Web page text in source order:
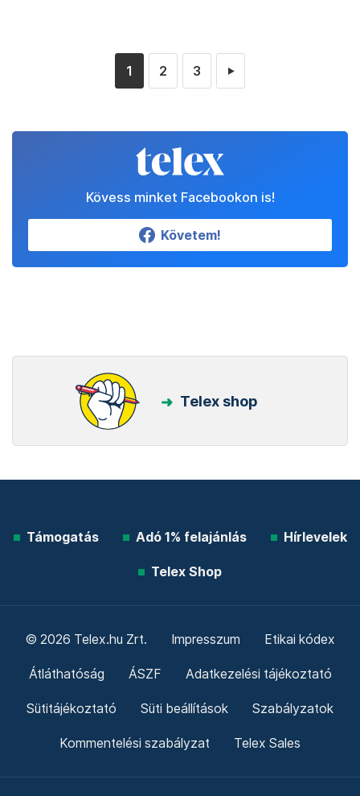
1 2 3 ►
Kövess minket Facebookon is!
Követem!
Telex shop
Támogatás Adó 1% felajánlás Hírlevelek
Telex Shop
© 2026 Telex.hu Zrt. Impresszum Etikai kódex
Átláthatóság ÁSZF Adatkezelési tájékoztató
Sütitájékoztató Süti beállítások Szabályzatok
Kommentelési szabályzat Telex Sales